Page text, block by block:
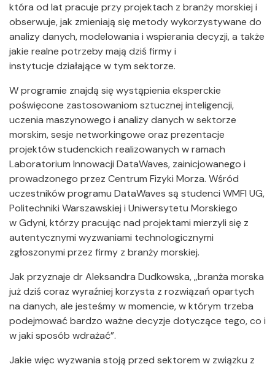
która od lat pracuje przy projektach z branży morskiej i
obserwuje, jak zmieniają się metody wykorzystywane do
analizy danych, modelowania i wspierania decyzji, a także
jakie realne potrzeby mają dziś firmy i
instytucje działające w tym sektorze.
W programie znajdą się wystąpienia eksperckie
poświęcone zastosowaniom sztucznej inteligencji,
uczenia maszynowego i analizy danych w sektorze
morskim, sesje networkingowe oraz prezentacje
projektów studenckich realizowanych w ramach
Laboratorium Innowacji DataWaves, zainicjowanego i
prowadzonego przez Centrum Fizyki Morza. Wśród
uczestników programu DataWaves są studenci WMFI UG,
Politechniki Warszawskiej i Uniwersytetu Morskiego
w Gdyni, którzy pracując nad projektami mierzyli się z
autentycznymi wyzwaniami technologicznymi
zgłoszonymi przez firmy z branży morskiej.
Jak przyznaje dr Aleksandra Dudkowska, „branża morska
już dziś coraz wyraźniej korzysta z rozwiązań opartych
na danych, ale jesteśmy w momencie, w którym trzeba
podejmować bardzo ważne decyzje dotyczące tego, co i
w jaki sposób wdrażać”.
Jakie więc wyzwania stoją przed sektorem w związku z